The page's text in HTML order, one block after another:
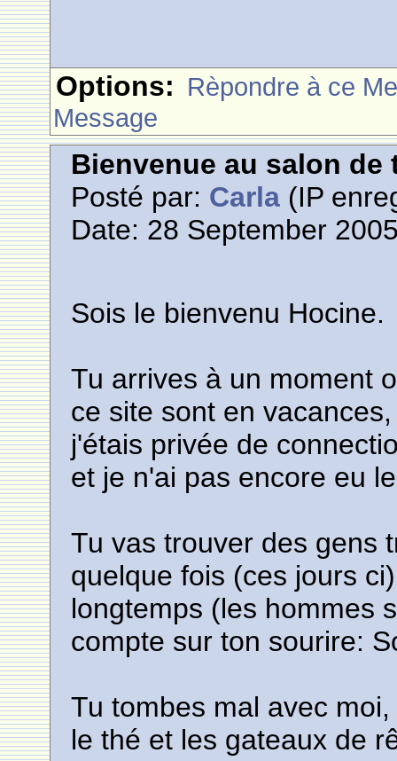
Options: Rèpondre à ce
Message
Bienvenue au salon de
Posté par: Carla (IP
Date: 28 September
Sois le bienvenu Hocine.
Tu arrives à un moment
ce site sont en
j'étais privée de
et je n'ai pas encore eu
Tu vas trouver des gens
quelque fois (ces jours
longtemps (les hommes
compte sur ton sourire:
Tu tombes mal avec
le thé et les gateaux de